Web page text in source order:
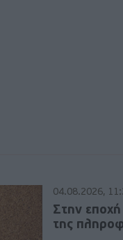
04.08.2026,
Στην
της